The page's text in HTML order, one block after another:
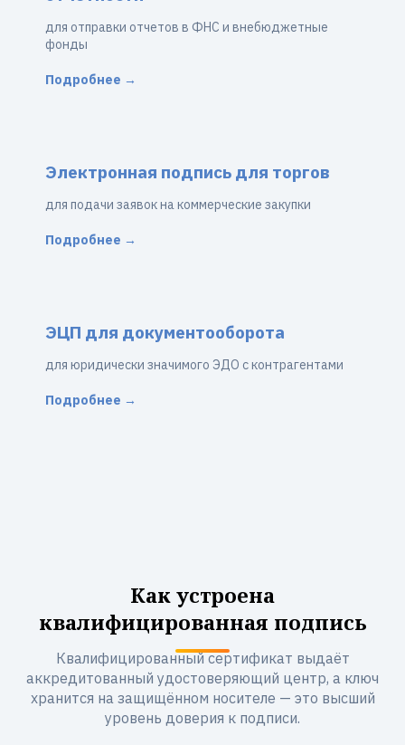
для отправки отчетов в ФНС и внебюджетные
фонды
Подробнее →
Электронная подпись для торгов
для подачи заявок на коммерческие закупки
Подробнее →
ЭЦП для документооборота
для юридически значимого ЭДО с контрагентами
Подробнее →
Как устроена
квалифицированная подпись
Квалифицированный сертификат выдаёт
аккредитованный удостоверяющий центр, а ключ
хранится на защищённом носителе — это высший
уровень доверия к подписи.